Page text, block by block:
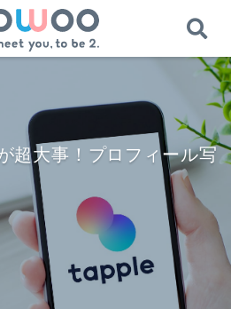
超大事！プロフィール写